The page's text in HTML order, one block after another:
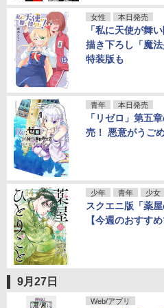
女性 本日発売
「私に天使が舞
描き下ろし「魔
特装版も
青年 本日発売
「リゼロ」第五
売！ 悪意がうご
少年 青年 少女
スクエニ版「薬
【今週のおすす
9月27日
Web/アプリ